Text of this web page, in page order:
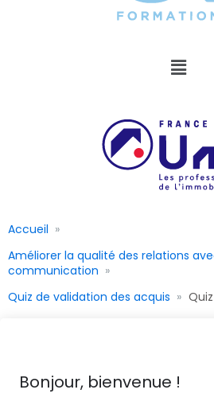
Accueil
Améliorer la qualité des relations
communication
Quiz de validation des acquis
Quiz
Bonjour, bienvenue !